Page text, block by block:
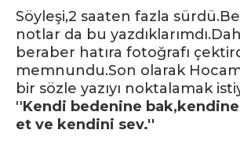
Söyleşi,2 saaten fazla
notlar da bu
beraber hatıra fotoğrafı
memnundu.Son olarak
bir sözle yazıyı noktalamak
''Kendi bedenine bak,kendine
et ve kendini sev.''